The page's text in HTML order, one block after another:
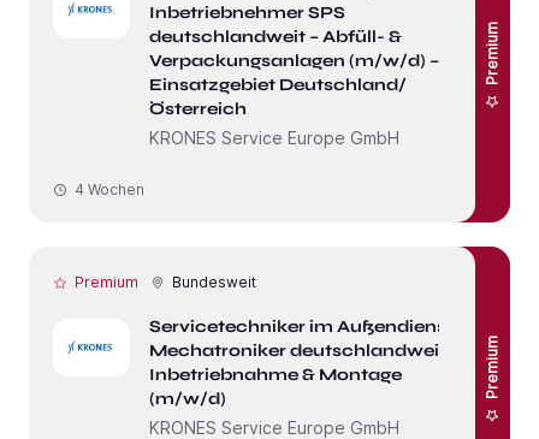
Inbetriebnehmer SPS
deutschlandweit – Abfüll- &
Verpackungsanlagen (m/w/d) –
Einsatzgebiet Deutschland/
Österreich
KRONES Service Europe GmbH
Premium
4 Wochen
Premium Bundesweit
Servicetechniker im Außendienst /
Mechatroniker deutschlandweit –
Inbetriebnahme & Montage
(m/w/d)
KRONES Service Europe GmbH
Premium